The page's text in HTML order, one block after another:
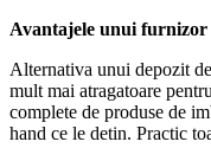
Avantajele unui furnizor
Alternativa unui depozit
mult mai atragatoare
complete de produse de
hand ce le detin. Practic